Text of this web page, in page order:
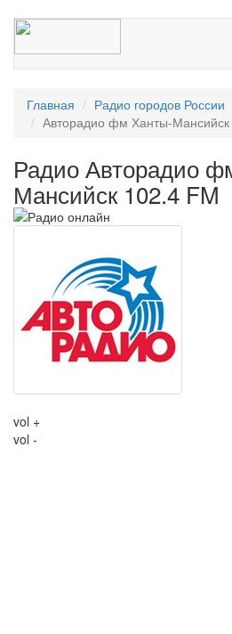
Главная Радио городов России
Авторадио фм Ханты-Мансийск
Радио Авторадио
Мансийск 102.4 FM
vol +
vol -